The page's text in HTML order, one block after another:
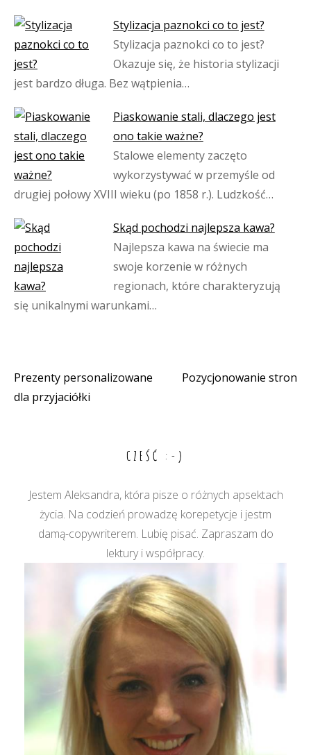
Stylizacja paznokci co to jest?
Stylizacja paznokci co to jest?
Okazuje się, że historia stylizacji
jest bardzo długa. Bez wątpienia…
Piaskowanie stali, dlaczego jest
ono takie ważne?
Stalowe elementy zaczęto
wykorzystywać w przemyśle od
drugiej połowy XVIII wieku (po 1858 r.). Ludzkość…
Skąd pochodzi najlepsza kawa?
Najlepsza kawa na świecie ma
swoje korzenie w różnych
regionach, które charakteryzują
się unikalnymi warunkami…
Nawigacja
Prezenty personalizowane
dla przyjaciółki
Pozycjonowanie stron
CZEŚĆ :-)
Jestem Aleksandra, która pisze o różnych apsektach
życia. Na codzień prowadzę korepetycje i jestm
damą-copywriterem. Lubię pisać. Zapraszam do
lektury i współpracy.